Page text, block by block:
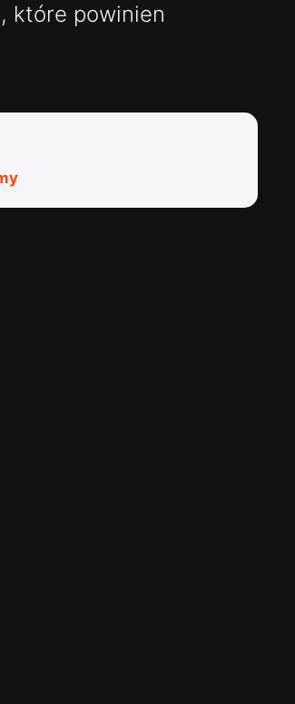
które powinien